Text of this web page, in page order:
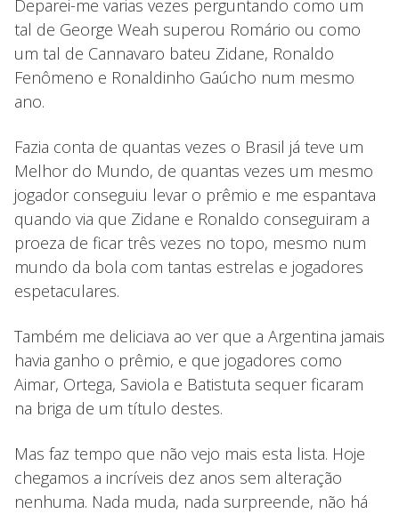
Deparei-me varias vezes perguntando como um
tal de George Weah superou Romário ou como
um tal de Cannavaro bateu Zidane, Ronaldo
Fenômeno e Ronaldinho Gaúcho num mesmo
ano.
Fazia conta de quantas vezes o Brasil já teve um
Melhor do Mundo, de quantas vezes um mesmo
jogador conseguiu levar o prêmio e me espantava
quando via que Zidane e Ronaldo conseguiram a
proeza de ficar três vezes no topo, mesmo num
mundo da bola com tantas estrelas e jogadores
espetaculares.
Também me deliciava ao ver que a Argentina jamais
havia ganho o prêmio, e que jogadores como
Aimar, Ortega, Saviola e Batistuta sequer ficaram
na briga de um título destes.
Mas faz tempo que não vejo mais esta lista. Hoje
chegamos a incríveis dez anos sem alteração
nenhuma. Nada muda, nada surpreende, não há